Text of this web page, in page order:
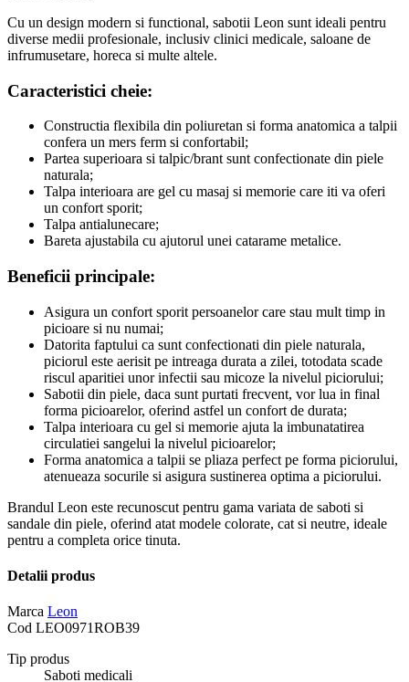
Cu un design modern si functional, sabotii Leon sunt ideali pentru
diverse medii profesionale, inclusiv clinici medicale, saloane de
infrumusetare, horeca si multe altele.
Caracteristici cheie:
Constructia flexibila din poliuretan si forma anatomica a talpii
confera un mers ferm si confortabil;
Partea superioara si talpic/brant sunt confectionate din piele
naturala;
Talpa interioara are gel cu masaj si memorie care iti va oferi
un confort sporit;
Talpa antialunecare;
Bareta ajustabila cu ajutorul unei catarame metalice.
Beneficii principale:
Asigura un confort sporit persoanelor care stau mult timp in
picioare si nu numai;
Datorita faptului ca sunt confectionati din piele naturala,
piciorul este aerisit pe intreaga durata a zilei, totodata scade
riscul aparitiei unor infectii sau micoze la nivelul piciorului;
Sabotii din piele, daca sunt purtati frecvent, vor lua in final
forma picioarelor, oferind astfel un confort de durata;
Talpa interioara cu gel si memorie ajuta la imbunatatirea
circulatiei sangelui la nivelul picioarelor;
Forma anatomica a talpii se pliaza perfect pe forma piciorului,
atenueaza socurile si asigura sustinerea optima a piciorului.
Brandul Leon este recunoscut pentru gama variata de saboti si
sandale din piele, oferind atat modele colorate, cat si neutre, ideale
pentru a completa orice tinuta.
Detalii produs
Marca Leon
Cod LEO0971ROB39
Tip produs
Saboti medicali